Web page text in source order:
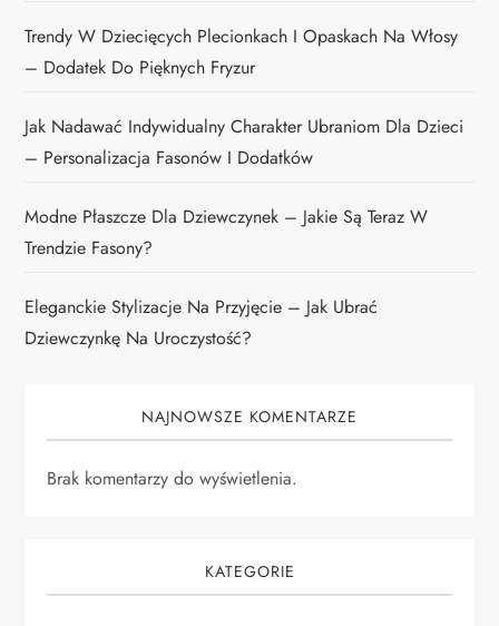
Trendy W Dziecięcych Plecionkach I Opaskach Na Włosy
– Dodatek Do Pięknych Fryzur
Jak Nadawać Indywidualny Charakter Ubraniom Dla Dzieci
– Personalizacja Fasonów I Dodatków
Modne Płaszcze Dla Dziewczynek – Jakie Są Teraz W
Trendzie Fasony?
Eleganckie Stylizacje Na Przyjęcie – Jak Ubrać
Dziewczynkę Na Uroczystość?
NAJNOWSZE KOMENTARZE
Brak komentarzy do wyświetlenia.
KATEGORIE